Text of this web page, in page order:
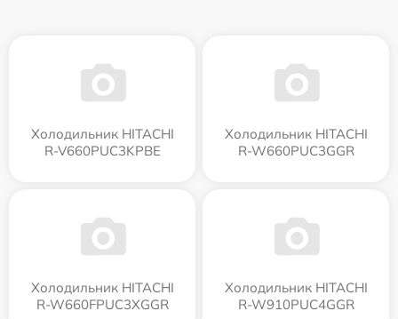
Холодильник HITACHI
R-V660PUC3KPBE
Холодильник HITACHI
R-W660PUC3GGR
Холодильник HITACHI
R-W660FPUC3XGGR
Холодильник HITACHI
R-W910PUC4GGR